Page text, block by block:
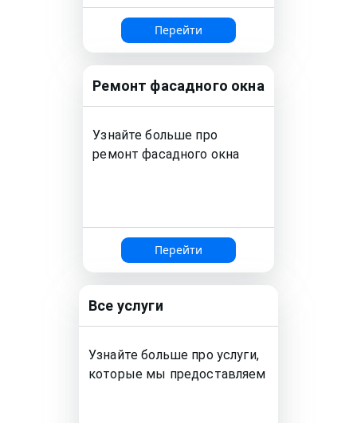
Перейти
Ремонт фасадного окна
Узнайте больше про
ремонтфасадного окна
Перейти
Все услуги
Узнайте больше про услуги,
которые мы предоставляем